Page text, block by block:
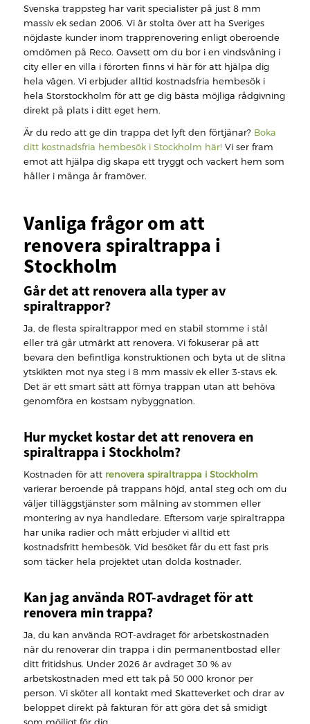
Svenska trappsteg har varit specialister på just 8 mm
massiv ek sedan 2006. Vi är stolta över att ha Sveriges
nöjdaste kunder inom trapprenovering enligt oberoende
omdömen på Reco. Oavsett om du bor i en vindsvåning i
city eller en villa i förorten finns vi här för att hjälpa dig
hela vägen. Vi erbjuder alltid kostnadsfria hembesök i
hela Storstockholm för att ge dig bästa möjliga rådgivning
direkt på plats i ditt eget hem.
Är du redo att ge din trappa det lyft den förtjänar? Boka
ditt kostnadsfria hembesök i Stockholm här! Vi ser fram
emot att hjälpa dig skapa ett tryggt och vackert hem som
håller i många år framöver.
Vanliga frågor om att
renovera spiraltrappa i
Stockholm
Går det att renovera alla typer av
spiraltrappor?
Ja, de flesta spiraltrappor med en stabil stomme i stål
eller trä går utmärkt att renovera. Vi fokuserar på att
bevara den befintliga konstruktionen och byta ut de slitna
ytskikten mot nya steg i 8 mm massiv ek eller 3-stavs ek.
Det är ett smart sätt att förnya trappan utan att behöva
genomföra en kostsam nybyggnation.
Hur mycket kostar det att renovera en
spiraltrappa i Stockholm?
Kostnaden för att renovera spiraltrappa i Stockholm
varierar beroende på trappans höjd, antal steg och om du
väljer tilläggstjänster som målning av stommen eller
montering av nya handledare. Eftersom varje spiraltrappa
har unika radier och mått erbjuder vi alltid ett
kostnadsfritt hembesök. Vid besöket får du ett fast pris
som täcker hela projektet utan dolda kostnader.
Kan jag använda ROT-avdraget för att
renovera min trappa?
Ja, du kan använda ROT-avdraget för arbetskostnaden
när du renoverar din trappa i din permanentbostad eller
ditt fritidshus. Under 2026 är avdraget 30 % av
arbetskostnaden med ett tak på 50 000 kronor per
person. Vi sköter all kontakt med Skatteverket och drar av
beloppet direkt på fakturan för att göra det så smidigt